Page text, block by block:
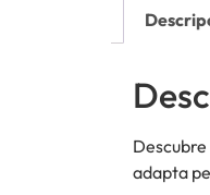
Descubre
adapta